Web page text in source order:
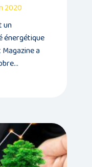
2020
un
énergétique
a